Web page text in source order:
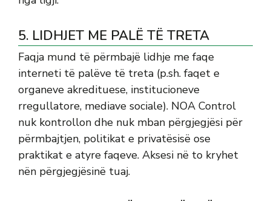
5. LIDHJET ME PALË TË TRETA
Faqja mund të përmbajë lidhje me faqe
interneti të palëve të treta (p.sh. faqet e
organeve akredituese, institucioneve
rregullatore, mediave sociale). NOA Control
nuk kontrollon dhe nuk mban përgjegjësi për
përmbajtjen, politikat e privatësisë ose
praktikat e atyre faqeve. Aksesi në to kryhet
nën përgjegjësinë tuaj.